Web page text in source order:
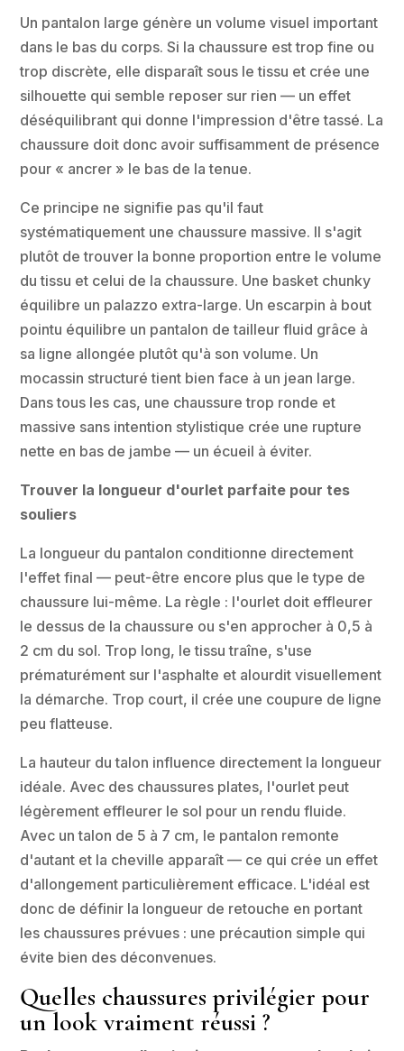
Un pantalon large génère un volume visuel important
dans le bas du corps. Si la chaussure est trop fine ou
trop discrète, elle disparaît sous le tissu et crée une
silhouette qui semble reposer sur rien — un effet
déséquilibrant qui donne l'impression d'être tassé. La
chaussure doit donc avoir suffisamment de présence
pour « ancrer » le bas de la tenue.
Ce principe ne signifie pas qu'il faut
systématiquement une chaussure massive. Il s'agit
plutôt de trouver la bonne proportion entre le volume
du tissu et celui de la chaussure. Une basket chunky
équilibre un palazzo extra-large. Un escarpin à bout
pointu équilibre un pantalon de tailleur fluid grâce à
sa ligne allongée plutôt qu'à son volume. Un
mocassin structuré tient bien face à un jean large.
Dans tous les cas, une chaussure trop ronde et
massive sans intention stylistique crée une rupture
nette en bas de jambe — un écueil à éviter.
Trouver la longueur d'ourlet parfaite pour tes
souliers
La longueur du pantalon conditionne directement
l'effet final — peut-être encore plus que le type de
chaussure lui-même. La règle : l'ourlet doit effleurer
le dessus de la chaussure ou s'en approcher à 0,5 à
2 cm du sol. Trop long, le tissu traîne, s'use
prématurément sur l'asphalte et alourdit visuellement
la démarche. Trop court, il crée une coupure de ligne
peu flatteuse.
La hauteur du talon influence directement la longueur
idéale. Avec des chaussures plates, l'ourlet peut
légèrement effleurer le sol pour un rendu fluide.
Avec un talon de 5 à 7 cm, le pantalon remonte
d'autant et la cheville apparaît — ce qui crée un effet
d'allongement particulièrement efficace. L'idéal est
donc de définir la longueur de retouche en portant
les chaussures prévues : une précaution simple qui
évite bien des déconvenues.
Quelles chaussures privilégier pour
un look vraiment réussi ?